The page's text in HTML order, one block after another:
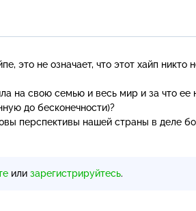
это не означает, что этот хайп
на свою семью и весь мир и за что ее
до бесконечности)?
перспективы нашей страны в деле
или зарегистрируйтесь.